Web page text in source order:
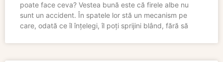
poate face ceva? Vestea bună este că firele albe nu
sunt un accident. În spatele lor stă un mecanism pe
care, odată ce îl înțelegi, îl poți sprijini blând, fără să